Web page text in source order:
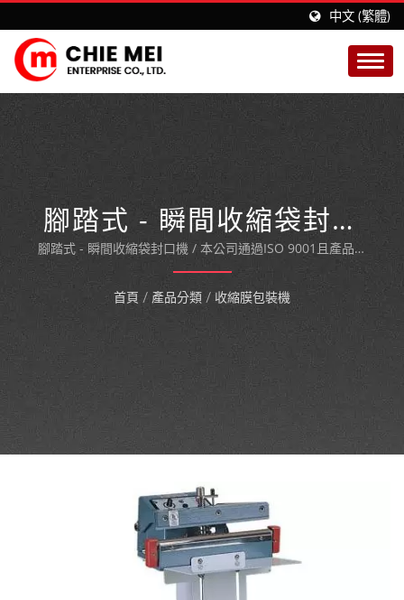
中文 (繁體)
腳踏式 - 瞬間收縮袋封口
機
腳踏式 - 瞬間收縮袋封口機 / 本公司通過ISO 9001且產品通
過CE認證包裝機械製造商。
首頁 / 產品分類 / 收縮膜包裝機